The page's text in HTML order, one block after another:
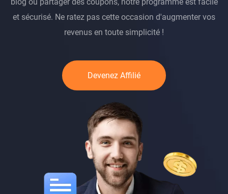
et sécurisé. Ne ratez pas cette occasion d'augmenter vos
revenus en toute simplicité !
Devenez Affilié